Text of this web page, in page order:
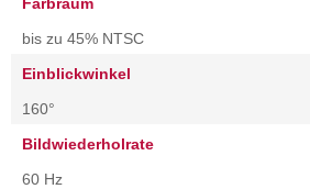
bis zu 45% NTSC
Einblickwinkel
160°
Bildwiederholrate
60 Hz